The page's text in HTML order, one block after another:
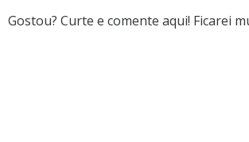
Gostou? Curte e comente aqui! Ficarei